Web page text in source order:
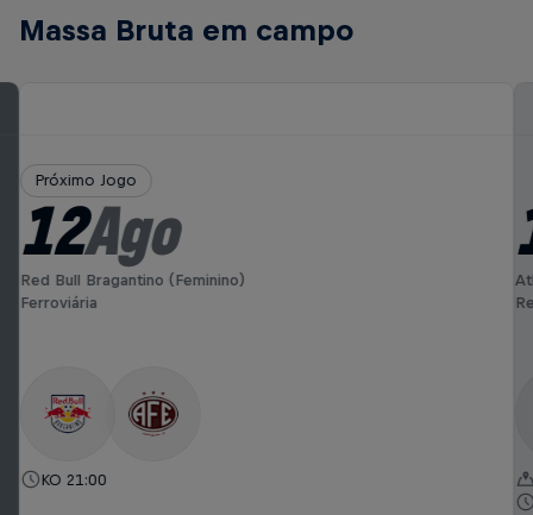
Massa Bruta em campo
Próximo Jogo
12Ago
Red Bull Bragantino (Feminino)
Ferroviária
KO 21:00